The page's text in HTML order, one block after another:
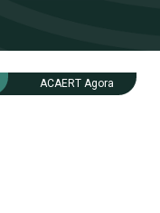
ACAERT Agora